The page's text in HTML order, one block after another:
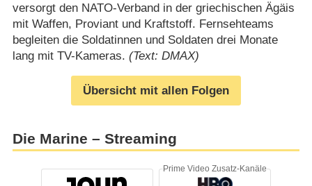
versorgt den NATO-Verband in der griechischen Ägäis
mit Waffen, Proviant und Kraftstoff. Fernsehteams
begleiten die Soldatinnen und Soldaten drei Monate
lang mit TV-Kameras. (Text: DMAX)
Übersicht mit allen Folgen
Die Marine – Streaming
Prime Video Zusatz-Kanäle